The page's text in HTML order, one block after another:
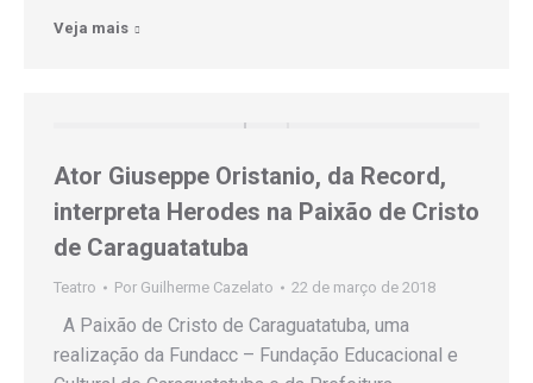
Veja mais
Ator Giuseppe Oristanio, da Record,
interpreta Herodes na Paixão de Cristo
de Caraguatatuba
Teatro Por Guilherme Cazelato 22 de março de 2018
A Paixão de Cristo de Caraguatatuba, uma
realização da Fundacc – Fundação Educacional e